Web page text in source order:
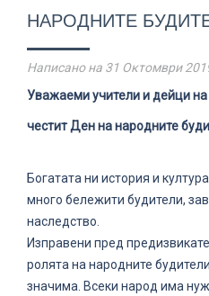
НАРОДНИТЕ
Написано на 31 Октомври
Уважаеми учители и дейци на
честит Ден на народните
Богатата ни история и
много бележити будители,
наследство.
Изправени пред
ролята на народните
значима. Всеки народ има